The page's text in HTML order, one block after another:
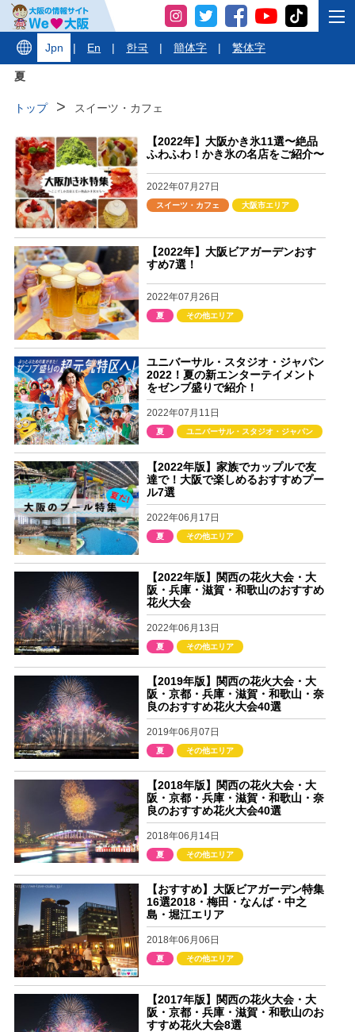
Jpn | En | 한국 | 簡体字 | 繁体字
夏
トップ スイーツ・カフェ
【2022年】大阪かき氷11選〜絶品
ふわふわ！かき氷の名店をご紹介〜
2022年07月27日
スイーツ・カフェ 大阪市エリア
【2022年】大阪ビアガーデンおす
すめ7選！
2022年07月26日
夏 その他エリア
ユニバーサル・スタジオ・ジャパン
2022！夏の新エンターテイメント
をゼンブ盛りで紹介！
2022年07月11日
夏 ユニバーサル・スタジオ・ジャパン
【2022年版】家族でカップルで友
達で！大阪で楽しめるおすすめプー
ル7選
2022年06月17日
夏 その他エリア
【2022年版】関西の花火大会・大
阪・兵庫・滋賀・和歌山のおすすめ
花火大会
2022年06月13日
夏 その他エリア
【2019年版】関西の花火大会・大
阪・京都・兵庫・滋賀・和歌山・奈
良のおすすめ花火大会40選
2019年06月07日
夏 その他エリア
【2018年版】関西の花火大会・大
阪・京都・兵庫・滋賀・和歌山・奈
良のおすすめ花火大会40選
2018年06月14日
夏 その他エリア
【おすすめ】大阪ビアガーデン特集
16選2018・梅田・なんば・中之
島・堀江エリア
2018年06月06日
夏 その他エリア
【2017年版】関西の花火大会・大
阪・京都・兵庫・滋賀・和歌山のお
すすめ花火大会8選